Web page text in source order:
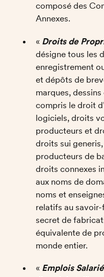
composé des
Annexes.
« Droits de
désigne tous les
enregistrement
et dépôts de
marques,
compris le droit
logiciels, droits
producteurs et
droits sui
producteurs de
droits connexes
aux noms de
noms et
relatifs au
secret de
équivalente de
monde entier.
« Emplois